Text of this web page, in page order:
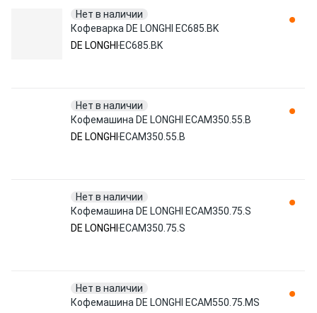
Нет в наличии
Кофеварка DE LONGHI EC685.BK
DE LONGHI EC685.BK
Нет в наличии
Кофемашина DE LONGHI ECAM350.55.B
DE LONGHI ECAM350.55.B
Нет в наличии
Кофемашина DE LONGHI ECAM350.75.S
DE LONGHI ECAM350.75.S
Нет в наличии
Кофемашина DE LONGHI ECAM550.75.MS